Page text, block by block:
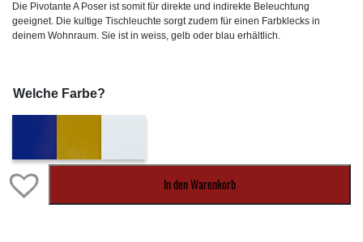
Die Pivotante A Poser ist somit für direkte und indirekte Beleuchtung
geeignet. Die kultige Tischleuchte sorgt zudem für einen Farbklecks in
deinem Wohnraum. Sie ist in weiss, gelb oder blau erhältlich.
Welche Farbe?
In den Warenkorb